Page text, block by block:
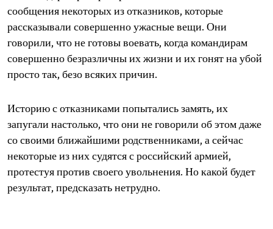
сообщения некоторых из отказников, которые
рассказывали совершенно ужасные вещи. Они
говорили, что не готовы воевать, когда командирам
совершенно безразличны их жизни и их гонят на убой
просто так, безо всяких причин.
Историю с отказниками попытались замять, их
запугали настолько, что они не говорили об этом даже
со своими ближайшими родственниками, а сейчас
некоторые из них судятся с российский армией,
протестуя против своего увольнения. Но какой будет
результат, предсказать нетрудно.